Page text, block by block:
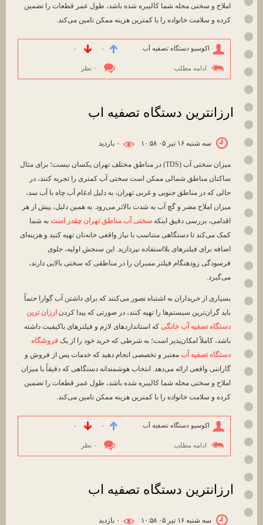
املاح و سختی محله شما کالیبره شده باشد، طول عمر قطعات را تضمین
کرده و سلامت خانواده را با کمترین هزینه ممکن تامین می‌کند.
اکوسیو دستگاه تصفیه آب ۰ ۰
ادامه مطلب ۰ نظر
ارزانترین دستگاه تصفیه اب
سه شنبه ۱۶ تیر ۰۵ ۱۰:۵۸ ۰ بازديد
میزان سختی آب (TDS) در مناطق مختلف تهران یکسان نیست؛ برای مثال
ساکنان مناطق شمالی ممکن است سختی آب کمتری را تجربه کنند، در
حالی که در مناطق جنوبی و غربی تهران، به دلیل ادغام آب چاه با آب سد،
میزان املاح مضر و گچ آب به شدت بالاتر می‌رود. به همین دلیل، پیش از هر
اقدامی، بررسی دقیق اینکهسختی آب مناطق تهران چقدر استبه شما
کمک می‌کند تا دستگاهی متناسب با نیاز واقعی خانه‌تان تهیه کنید و هزینه‌ای
اضافه برای فیلترهای بلااستفاده نپردازید. این سنجش اولیه، جلوی
فرسودگی زودهنگام فیلتر ممبران را در مناطقی که سختی بالایی دارند،
می‌گیرد.
بسیاری از خریداران به اشتباه تصور می‌کنند که برای داشتن آب گوارا حتماً
باید گران‌ترین سیستم‌ها را تهیه کنند، در صورتی که پیدا کردنارزان ترین
دستگاه تصفیه آب خانگیکه استانداردهای لازم و فیلترهای باکیفیت داشته
باشد، کاملاً امکان‌پذیر است؛ به شرطی که خرید خود را از یکفروشگاه
دستگاه تصفیه آب معتبر و تخصصی انجام دهید که خدمات پس از فروش و
گارانتی واقعی ارائه می‌دهد. انتخاب هوشمندانه دستگاهی که دقیقاً با میزان
املاح و سختی محله شما کالیبره شده باشد، طول عمر قطعات را تضمین
کرده و سلامت خانواده را با کمترین هزینه ممکن تامین می‌کند.
اکوسیو دستگاه تصفیه آب ۰ ۰
ادامه مطلب ۰ نظر
ارزانترین دستگاه تصفیه اب
سه شنبه ۱۶ تیر ۰۵ ۱۰:۵۸ ۰ بازديد